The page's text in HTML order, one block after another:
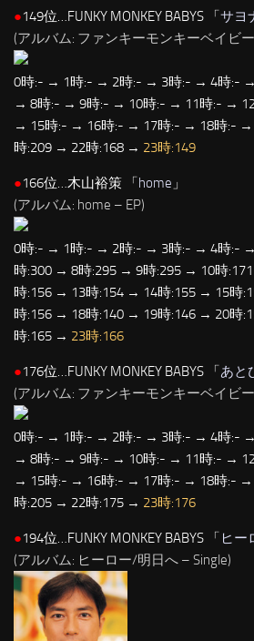
●149位…FUNKY MONKEY BABYS 「サヨ
(アルバム: ファンキーモンキーベイビー
0時:- → 1時:- → 2時:- → 3時:- → 4時:-
→ 8時:- → 9時:- → 10時:- → 11時:- →
→ 15時:- → 16時:- → 17時:- → 18時:-
時:209 → 22時:168 → 23時:149
●166位…木山裕策 「home 」
(アルバム: home – EP)
0時:- → 1時:- → 2時:- → 3時:- → 4時:-
時:300 → 8時:295 → 9時:295 → 10時
時:156 → 13時:154 → 14時:155 → 15時
時:156 → 18時:140 → 19時:146 → 20時
時:165 → 23時:166
●176位…FUNKY MONKEY BABYS 「あと
(アルバム: ファンキーモンキーベイビー
0時:- → 1時:- → 2時:- → 3時:- → 4時:-
→ 8時:- → 9時:- → 10時:- → 11時:- →
→ 15時:- → 16時:- → 17時:- → 18時:-
時:205 → 22時:175 → 23時:176
●194位…FUNKY MONKEY BABYS 「 ヒー
(アルバム: ヒーロー/明日へ – Single)